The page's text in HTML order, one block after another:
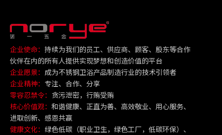
企业使命： 持续为我们的员工、供应商、顾客、股东等合作
伙伴在内的所有人提供实现梦想和创造价值的平台
企业愿景： 成为不锈钢卫浴产品制造行业的技术引领者
企业精神： 专注、合作、分享
零容忍禁令： 贪污泄密，行贿受贿
核心价值观： 和谐健康、正直为善、高效敬业、用心服务、
进取创新、感恩共赢
健康文化： 绿色低碳（职业卫生，绿色工厂，低碳环保）、